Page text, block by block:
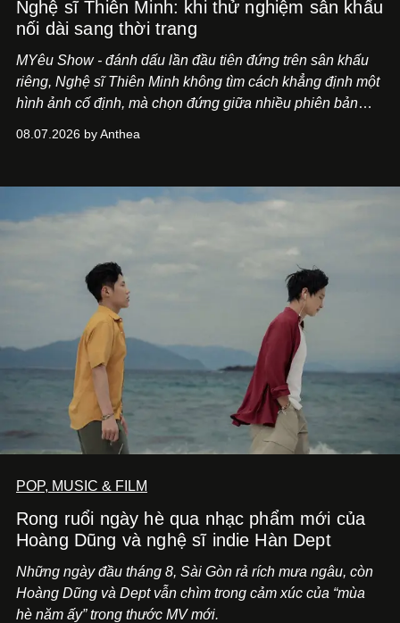
Nghệ sĩ Thiên Minh: khi thử nghiệm sân khấu
nối dài sang thời trang
MYêu Show - đánh dấu lần đầu tiên đứng trên sân khấu
riêng, Nghệ sĩ Thiên Minh không tìm cách khẳng định một
hình ảnh cố định, mà chọn đứng giữa nhiều phiên bản
một bộ suit lụa - như một cách "take the risk" khác, ngoài
08.07.2026 by Anthea
POP, MUSIC & FILM
Rong ruổi ngày hè qua nhạc phẩm mới của
Hoàng Dũng và nghệ sĩ indie Hàn Dept
Những ngày đầu tháng 8, Sài Gòn rả rích mưa ngâu, còn
Hoàng Dũng và Dept vẫn chìm trong cảm xúc của “mùa
hè năm ấy” trong thước MV mới.